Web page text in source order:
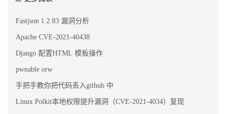
Fastjson 1.2.83 漏洞分析
Apache CVE-2021-40438
Django 配置HTML 模板操作
pwnable orw
手把手教你把代码丢入github 中
Linux Polkit本地权限提升漏洞（CVE-2021-4034）复现